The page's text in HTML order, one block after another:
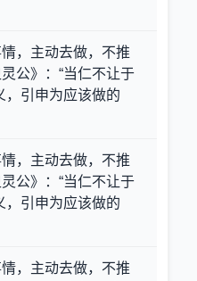
，主动去做，不推
公》：“当仁不让于
，引申为应该做的
，主动去做，不推
公》：“当仁不让于
，引申为应该做的
，主动去做，不推